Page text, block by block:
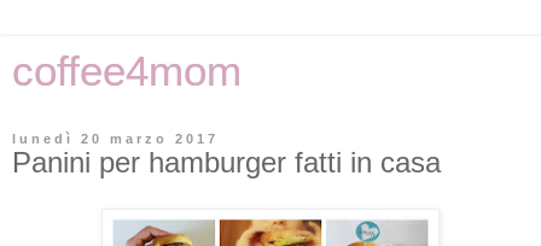
coffee4mom
lunedì 20 marzo 2017
Panini per hamburger fatti in casa